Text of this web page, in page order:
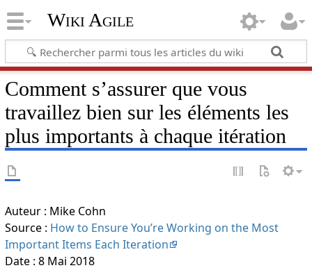
Wiki Agile
Comment s’assurer que vous
travaillez bien sur les éléments les
plus importants à chaque itération
Auteur : Mike Cohn
Source : How to Ensure You’re Working on the Most
Important Items Each Iteration
Date : 8 Mai 2018